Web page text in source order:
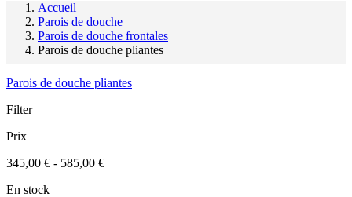
Accueil
Parois de douche
Parois de douche frontales
Parois de douche pliantes
Parois de douche pliantes
Filter
Prix
345,00 € - 585,00 €
En stock